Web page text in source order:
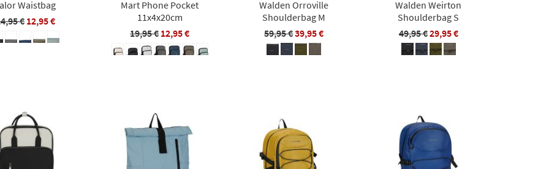
Waistbag
€ 12,95 €
Mart Phone Pocket
11x4x20cm
19,95 € 12,95 €
Walden Orroville
Shoulderbag M
59,95 €39,95 €
Walden Weirton
Shoulderbag S
49,95 €29,95 €